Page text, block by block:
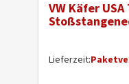
VW Käfer
Lieferzeit: